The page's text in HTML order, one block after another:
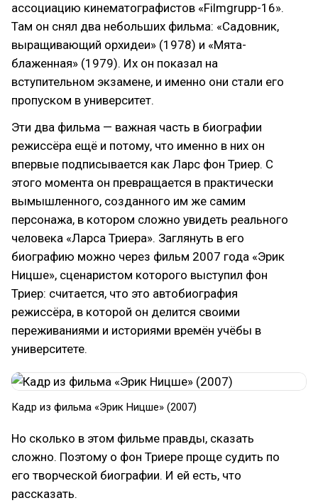
ассоциацию кинематографистов «Filmgrupp-16».
Там он снял два небольших фильма: «Садовник,
выращивающий орхидеи» (1978) и «Мята-
блаженная» (1979). Их он показал на
вступительном экзамене, и именно они стали его
пропуском в университет.
Эти два фильма — важная часть в биографии
режиссёра ещё и потому, что именно в них он
впервые подписывается как Ларс фон Триер. С
этого момента он превращается в практически
вымышленного, созданного им же самим
персонажа, в котором сложно увидеть реального
человека «Ларса Триера». Заглянуть в его
биографию можно через фильм 2007 года «Эрик
Ницше», сценаристом которого выступил фон
Триер: считается, что это автобиография
режиссёра, в которой он делится своими
переживаниями и историями времён учёбы в
университете.
Кадр из фильма «Эрик Ницше» (2007)
Но сколько в этом фильме правды, сказать
сложно. Поэтому о фон Триере проще судить по
его творческой биографии. И ей есть, что
рассказать.